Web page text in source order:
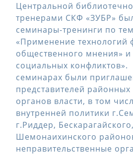
Центральной
тренерами СКФ «ЗУБР»
семинары-тренинги по
«Применение технологий
общественного мнения» и
социальных конфликтов».
семинарах были
представителей районных
органов власти, в том
внутренней политики
г.Риддер,
Шемонаихинского
неправительственные